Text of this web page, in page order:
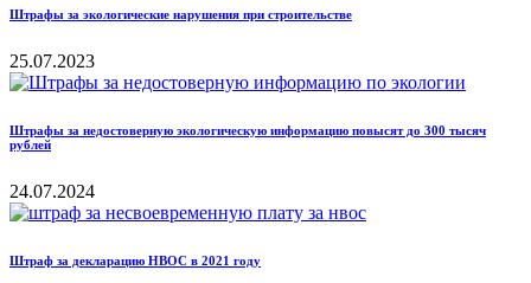
Штрафы за экологические нарушения при строительстве
25.07.2023
Штрафы за недостоверную экологическую информацию повысят до 300 тысяч
рублей
24.07.2024
Штраф за декларацию НВОС в 2021 году